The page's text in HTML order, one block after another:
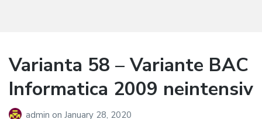
Varianta 58 – Variante BAC
Informatica 2009 neintensiv
admin on January 28, 2020